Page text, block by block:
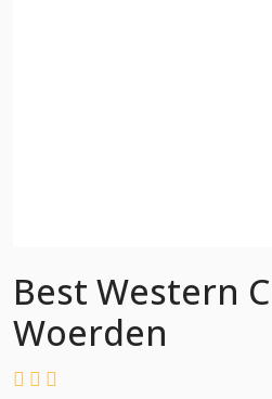
Best Western
Woerden